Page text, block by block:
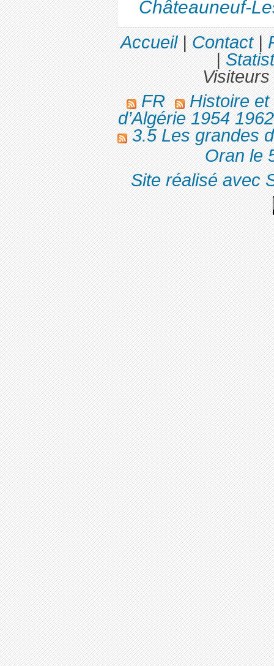
Châteauneuf-
Accueil|Contact|
|
FR
Histoire
d’Algérie 1954
3.5 Les grandes
Oran le
Site réalisé avec